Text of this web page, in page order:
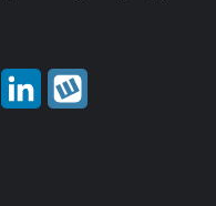
PinterestLinkedIn